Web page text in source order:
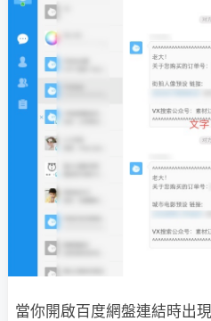
當你開啟百度網盤連結時出